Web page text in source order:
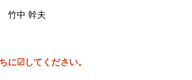
竹中 幹夫
☑してください。